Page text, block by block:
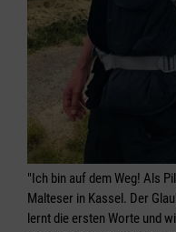
"Ich bin auf dem Weg! Als
Malteser in Kassel. Der
lernt die ersten Worte und